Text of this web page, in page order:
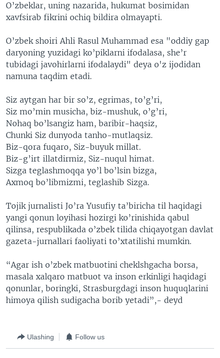
O’zbeklar, uning nazarida, hukumat bosimidan
xavfsirab fikrini ochiq bildira olmayapti.
O’zbek shoiri Ahli Rasul Muhammad esa "oddiy gap
daryoning yuzidagi ko’piklarni ifodalasa, she’r
tubidagi javohirlarni ifodalaydi" deya o'z ijodidan
namuna taqdim etadi.
Siz aytgan har bir so’z, egrimas, to’g’ri,
Siz mo’min musicha, biz-mushuk, o’g’ri,
Nohaq bo’lsangiz ham, baribir-haqsiz,
Chunki Siz dunyoda tanho-mutlaqsiz.
Biz-qora fuqaro, Siz-buyuk millat.
Biz-g’irt illatdirmiz, Siz-nuqul himat.
Sizga teglashmoqqa yo’l bo’lsin bizga,
Axmoq bo’libmizmi, teglashib Sizga.
Tojik jurnalisti Jo’ra Yusufiy ta’biricha til haqidagi
yangi qonun loyihasi hozirgi ko’rinishida qabul
qilinsa, respublikada o’zbek tilida chiqayotgan davlat
gazeta-jurnallari faoliyati to’xtatilishi mumkin.
“Agar ish o’zbek matbuotini cheklshgacha borsa,
masala xalqaro matbuot va inson erkinligi haqidagi
qonunlar, boringki, Strasburgdagi inson huquqlarini
himoya qilish sudigacha borib yetadi”,- deyd
Ulashing Follow us